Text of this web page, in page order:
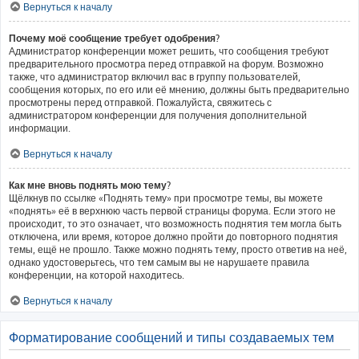
Вернуться к началу
Почему моё сообщение требует одобрения?
Администратор конференции может решить, что сообщения требуют
предварительного просмотра перед отправкой на форум. Возможно
также, что администратор включил вас в группу пользователей,
сообщения которых, по его или её мнению, должны быть предварительно
просмотрены перед отправкой. Пожалуйста, свяжитесь с
администратором конференции для получения дополнительной
информации.
Вернуться к началу
Как мне вновь поднять мою тему?
Щёлкнув по ссылке «Поднять тему» при просмотре темы, вы можете
«поднять» её в верхнюю часть первой страницы форума. Если этого не
происходит, то это означает, что возможность поднятия тем могла быть
отключена, или время, которое должно пройти до повторного поднятия
темы, ещё не прошло. Также можно поднять тему, просто ответив на неё,
однако удостоверьтесь, что тем самым вы не нарушаете правила
конференции, на которой находитесь.
Вернуться к началу
Форматирование сообщений и типы создаваемых тем